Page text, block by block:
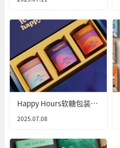
Happy Hours软糖包装设
2025.07.08